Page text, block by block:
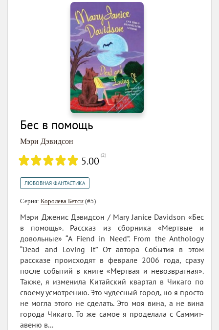
Бес в помощь
Мэри Дэвидсон
5.00 (2)
ЛЮБОВНАЯ ФАНТАСТИКА
Серия: Королева Бетси (#5)
Мэри Дженис Дэвидсон / Mary Janice Davidson «Бес
в помощь». Рассказ из сборника «Мертвые и
довольные» “A Fiend in Need”. From the Anthology
“Dead and Loving It” От автора События в этом
рассказе происходят в феврале 2006 года, сразу
после событий в книге «Мертвая и невозвратная».
Также, я изменила Китайский квартал в Чикаго по
своему усмотрению. Это чудесный город, но я просто
не могла этого не сделать. Это моя вина, а не вина
города Чикаго. То же самое я проделала с Саммит-
авеню в...